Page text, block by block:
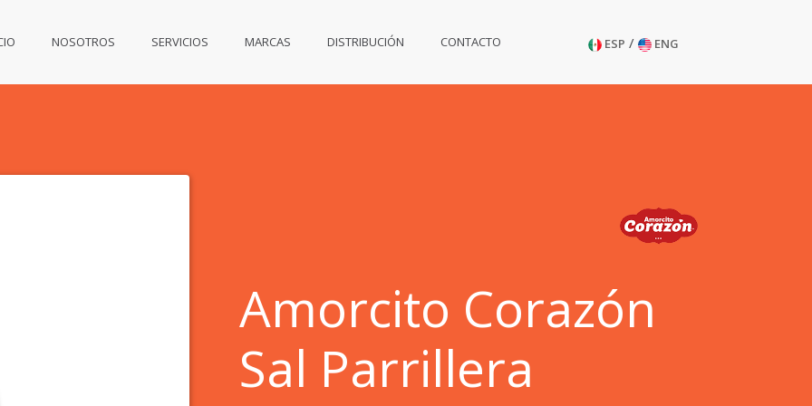
NOSOTROS SERVICIOS MARCAS DISTRIBUCIÓN CONTACTO ESP / ENG
Amorcito Corazón
Sal Parrillera